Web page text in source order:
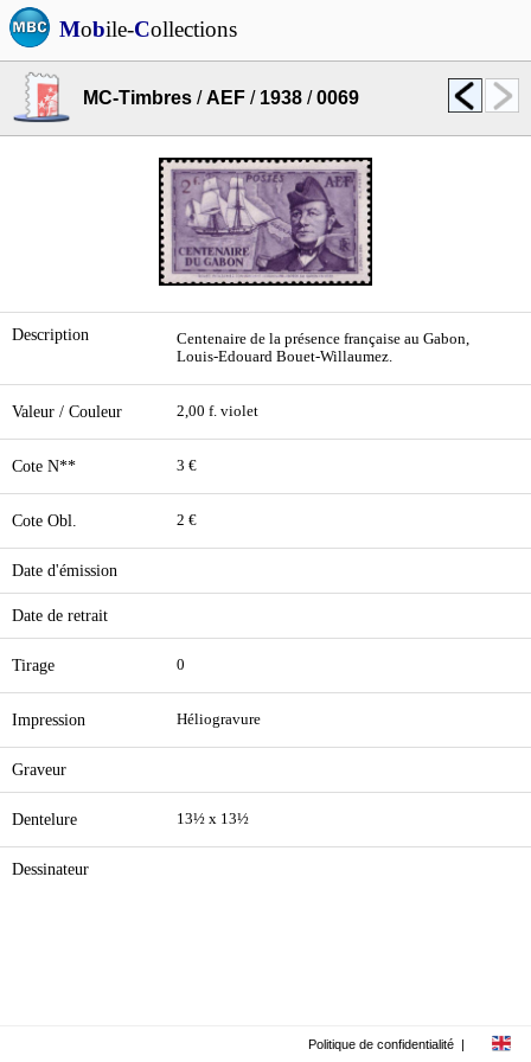
Mobile-Collections
MC-Timbres /AEF / 1938 /0069
Description
Centenaire de la présence française au Gabon,
Louis-Edouard Bouet-Willaumez.
Valeur / Couleur 2,00 f. violet
Cote N** 3 €
Cote Obl. 2 €
Date d'émission
Date de retrait
Tirage 0
Impression Héliogravure
Graveur
Dentelure 13½ x 13½
Dessinateur
Politique de confidentialité |